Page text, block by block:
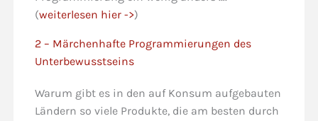
(weiterlesen hier ->)
2 – Märchenhafte Programmierungen des
Unterbewusstseins
Warum gibt es in den auf Konsum aufgebauten
Ländern so viele Produkte, die am besten durch